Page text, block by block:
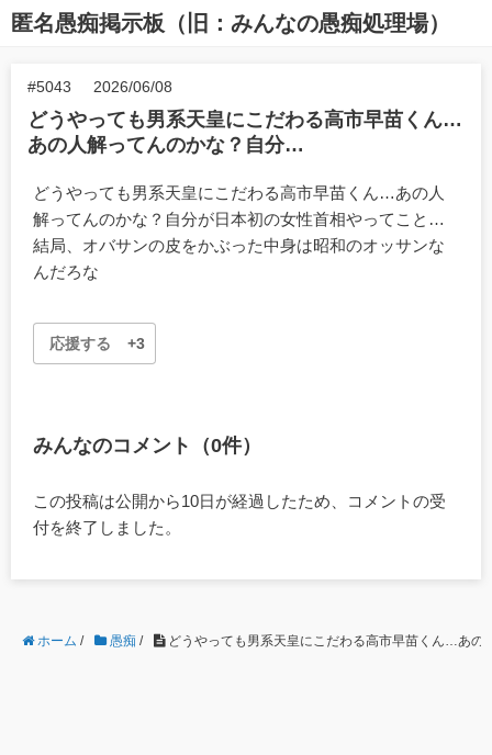
匿名愚痴掲示板（旧：みんなの愚痴処理場）
#5043 2026/06/08
どうやっても男系天皇にこだわる高市早苗くん…
あの人解ってんのかな？自分…
どうやっても男系天皇にこだわる高市早苗くん…あの人
解ってんのかな？自分が日本初の女性首相やってこと…
結局、オバサンの皮をかぶった中身は昭和のオッサンな
んだろな
応援する +3
みんなのコメント（0件）
この投稿は公開から10日が経過したため、コメントの受
付を終了しました。
ホーム / 愚痴 / どうやっても男系天皇にこだわる高市早苗くん…あの